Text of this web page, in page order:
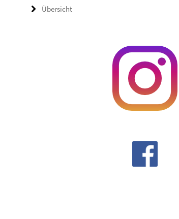
Übersicht